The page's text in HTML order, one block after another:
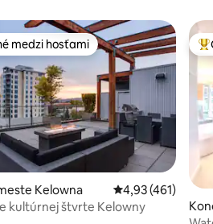
4,91 z 5, počet hodnotení: 156
medzi hosťami
medzi hosťami
Kelowna Priemerné
4,93 (461)
kultúrnej štvrte Kelowny